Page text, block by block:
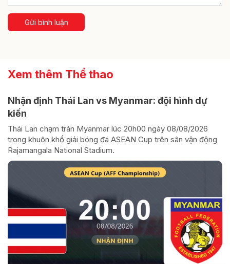
Gửi bình luận
Xem thêm Thể thao
Nhận định Thái Lan vs Myanmar: đội hình dự
kiến
Thái Lan chạm trán Myanmar lúc 20h00 ngày 08/08/2026
trong khuôn khổ giải bóng đá ASEAN Cup trên sân vận động
Rajamangala National Stadium.